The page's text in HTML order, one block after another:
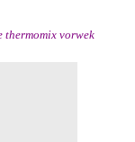
thermomix vorwek